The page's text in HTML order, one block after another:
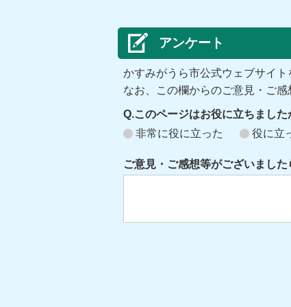
アンケート
かすみがうら市公式ウェブサイ
なお、この欄からのご意見・ご
Q.このページはお役に立ちました
非常に役に立った
役に立
ご意見・ご感想等がございまし